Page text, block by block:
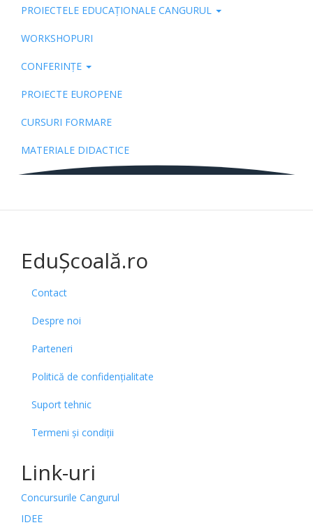
Pub
PROIECTELE EDUCAȚIONALE CANGURUL
WORKSHOPURI
CONFERINȚE
PROIECTE EUROPENE
CURSURI FORMARE
MATERIALE DIDACTICE
EduȘcoală.ro
Contact
Despre noi
Parteneri
Politică de confidențialitate
Suport tehnic
Termeni și condiții
Link-uri
Concursurile Cangurul
IDEE